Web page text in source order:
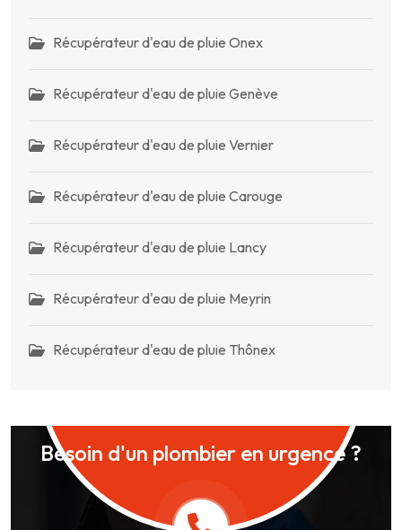
Récupérateur d'eau de pluie Onex
Récupérateur d'eau de pluie Genève
Récupérateur d'eau de pluie Vernier
Récupérateur d'eau de pluie Carouge
Récupérateur d'eau de pluie Lancy
Récupérateur d'eau de pluie Meyrin
Récupérateur d'eau de pluie Thônex
Besoin d'un plombier en urgence ?